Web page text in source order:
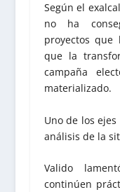
Según el
no ha
proyectos que
que la
campaña
materializado.
Uno de los
análisis de la
Valido
continúen